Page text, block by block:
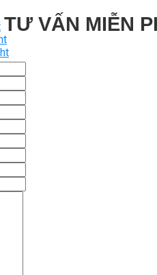
VẤN MIỄN